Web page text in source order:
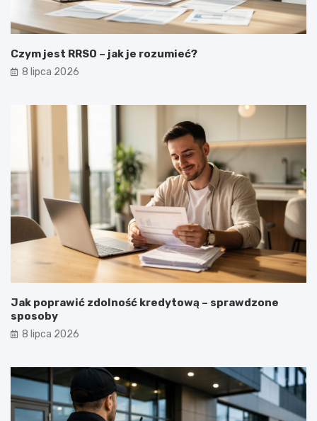
Czym jest RRSO – jak je rozumieć?
8 lipca 2026
Jak poprawić zdolność kredytową – sprawdzone
sposoby
8 lipca 2026